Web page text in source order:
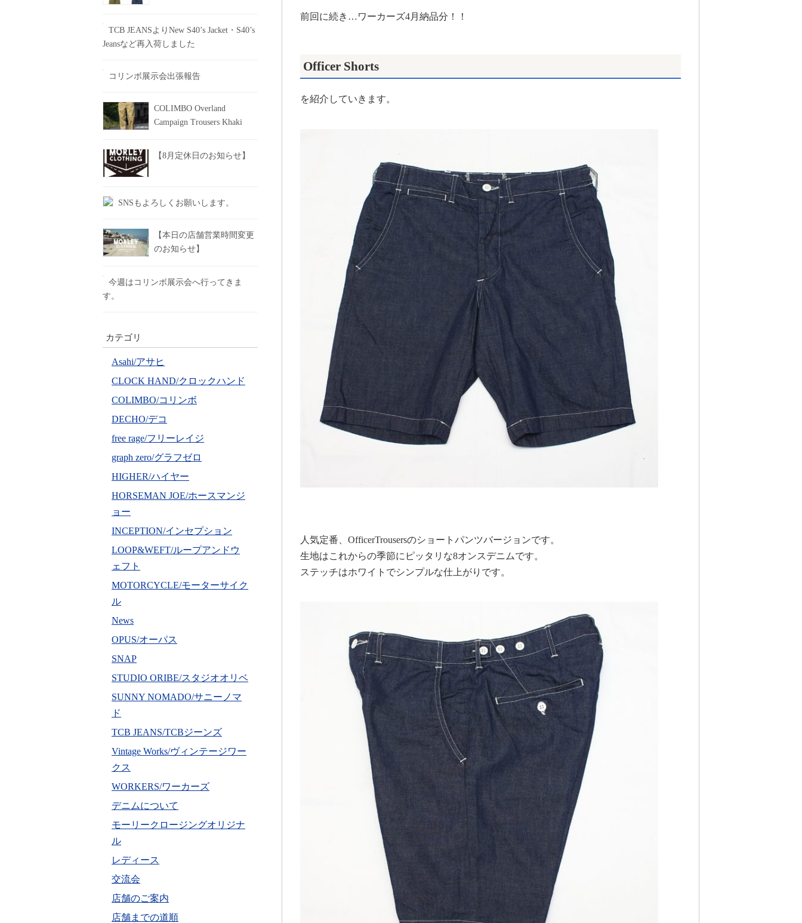
前回に続き…ワーカーズ4月納品分！！
Officer Shorts
を紹介していきます。
人気定番、OfficerTrousersのショートパンツバージョンです。
生地はこれからの季節にピッタリな8オンスデニムです。
ステッチはホワイトでシンプルな仕上がりです。
TCB JEANSよりNew S40’s Jacket・S40’s
Jeansなど再入荷しました
コリンボ展示会出張報告
COLIMBO Overland
Campaign Trousers Khaki
【8月定休日のお知らせ】
SNSもよろしくお願いします。
【本日の店舗営業時間変更
のお知らせ】
今週はコリンボ展示会へ行ってきま
す。
カテゴリ
Asahi/アサヒ
CLOCK HAND/クロックハンド
COLIMBO/コリンボ
DECHO/デコ
free rage/フリーレイジ
graph zero/グラフゼロ
HIGHER/ハイヤー
HORSEMAN JOE/ホースマンジ
ョー
INCEPTION/インセプション
LOOP&WEFT/ループアンドウ
ェフト
MOTORCYCLE/モーターサイク
ル
News
OPUS/オーパス
SNAP
STUDIO ORIBE/スタジオオリベ
SUNNY NOMADO/サニーノマ
ド
TCB JEANS/TCBジーンズ
Vintage Works/ヴィンテージワー
クス
WORKERS/ワーカーズ
デニムについて
モーリークロージングオリジナ
ル
レディース
交流会
店舗のご案内
店舗までの道順